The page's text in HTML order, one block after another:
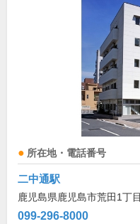
所在地・電話番号
二中通駅
鹿児島県鹿児島市荒田1丁
099-296-8000